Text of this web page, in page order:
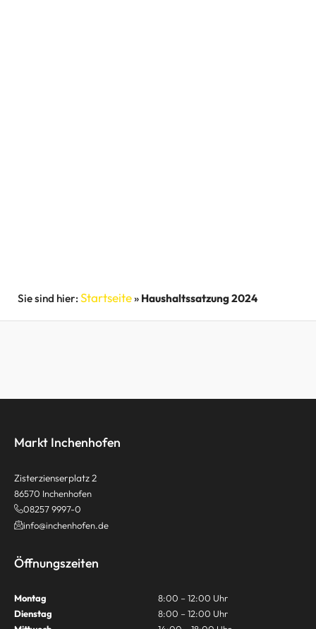
Startseite» Haushaltssatzung 2024
Markt Inchenhofen
Zisterzienserplatz 2
86570 Inchenhofen
08257 9997-0
info@inchenhofen.de
Öffnungszeiten
Montag
8:00 – 12:00 Uhr
Dienstag
8:00 – 12:00 Uhr